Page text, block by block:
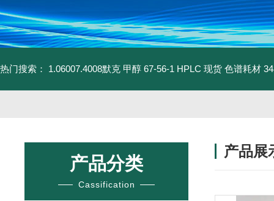
热门搜索： 1.06007.4008默克 甲醇 67-56-1 HPLC 现货 色谱耗材
产品分类
Cassification
产品展